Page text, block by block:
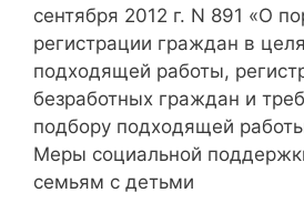
сентября 2012 г. N 891 «О
регистрации граждан в
подходящей работы,
безработных граждан и
подбору подходящей
Меры социальной
семьям с детьми